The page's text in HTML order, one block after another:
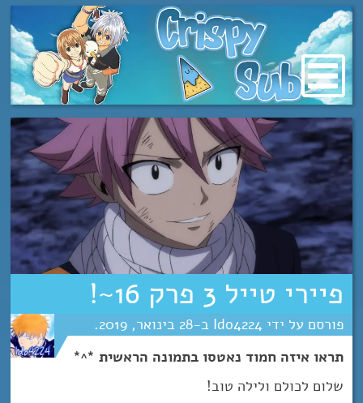
מעבר
לתוכן
פיירי טייל 3 פרק 16~!
Ido4224
28 ינואר 2019
תראו איזה חמוד נאטסו בתמונה הראשית *^*
שלום לכולם ולילה טוב!